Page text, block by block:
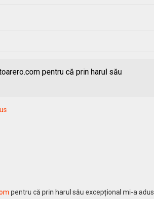
pentru că prin harul său
pentru că prin harul său excepțional mi-a adus